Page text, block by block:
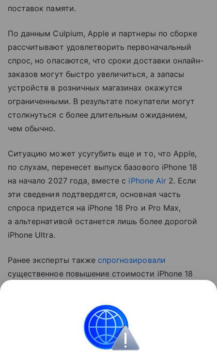
поставок памяти.
По данным Culpium, Apple и партнеры по сборке
рассчитывают удовлетворить первоначальный
спрос, но опасаются, что сроки доставки онлайн-
заказов могут быстро увеличиться, а запасы
устройств в розничных магазинах окажутся
ограниченными. В результате покупатели могут
столкнуться с более длительным ожиданием,
чем обычно.
Ситуацию может усугубить еще и то, что Apple,
по слухам, перенесет выпуск базового iPhone 18
на начало 2027 года, вместе с iPhone Air2. Если
эти сведения подтвердятся, основная часть
спроса придется на iPhone 18 Pro и Pro Max,
а альтернативой останется лишь более дорогой
iPhone Ultra.
Ранее эксперты также спрогнозировали
существенное повышение стоимости iPhone 18